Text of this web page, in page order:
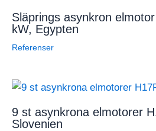
Släprings asynkron
kW, Egypten
Referenser
9 st asynkrona elmotorer
Slovenien